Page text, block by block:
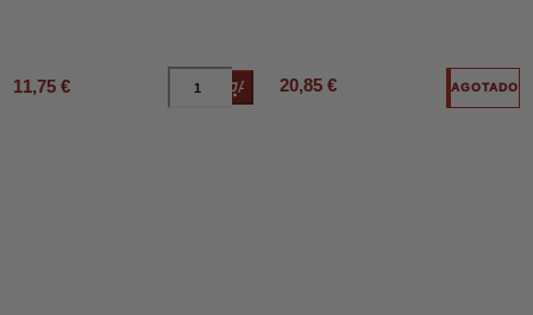
11,75 € Añadir al carrito
20,85 € AGOTADO